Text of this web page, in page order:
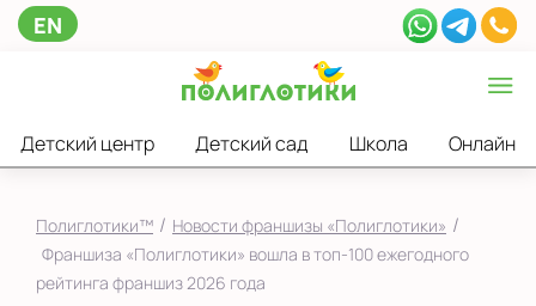
EN
Детский центр Детский сад Школа Онлайн
Полиглотики™ / Новости франшизы «Полиглотики» /
Франшиза «Полиглотики» вошла в топ‑100 ежегодного
рейтинга франшиз 2026 года